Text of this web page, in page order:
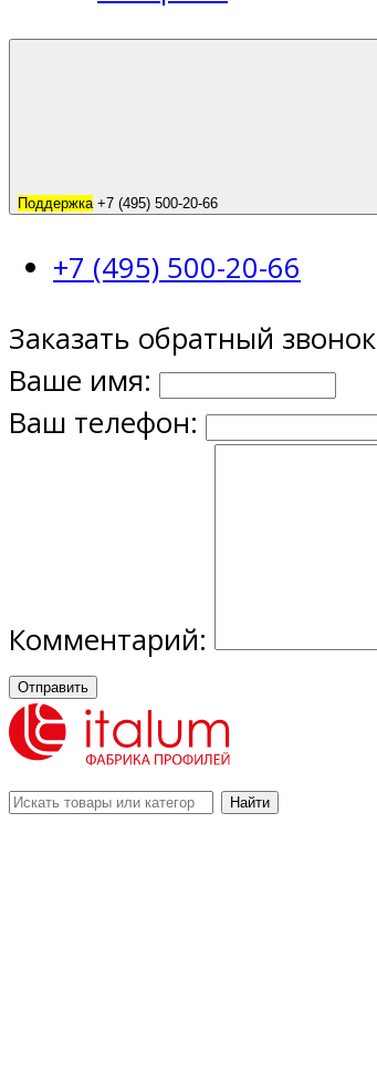
Поддержка +7 (495) 500-20-66
+7 (495) 500-20-66
Заказать обратный звонок
Ваше имя:
Ваш телефон:
Комментарий:
Отправить
Найти